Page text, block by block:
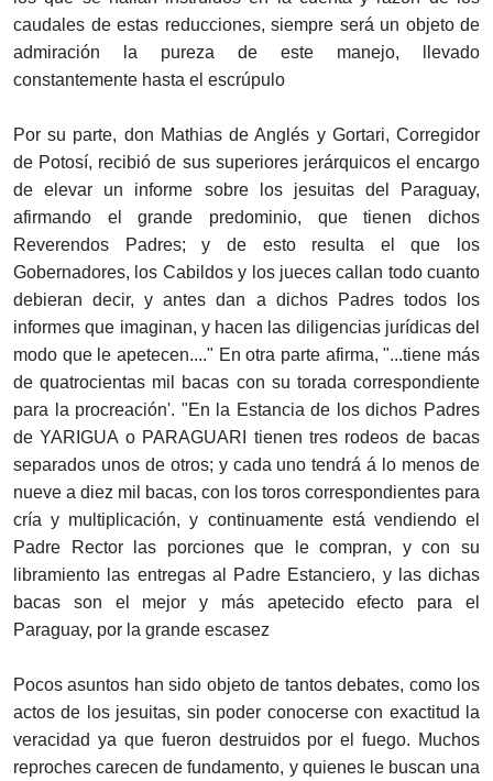
caudales de estas reducciones, siempre será un objeto de
admiración la pureza de este manejo, llevado
constantemente hasta el escrúpulo
Por su parte, don Mathias de Anglés y Gortari, Corregidor
de Potosí, recibió de sus superiores jerárquicos el encargo
de elevar un informe sobre los jesuitas del Paraguay,
afirmando el grande predominio, que tienen dichos
Reverendos Padres; y de esto resulta el que los
Gobernadores, los Cabildos y los jueces callan todo cuanto
debieran decir, y antes dan a dichos Padres todos los
informes que imaginan, y hacen las diligencias jurídicas del
modo que le apetecen...." En otra parte afirma, "...tiene más
de quatrocientas mil bacas con su torada correspondiente
para la procreación'. "En la Estancia de los dichos Padres
de YARIGUA o PARAGUARI tienen tres rodeos de bacas
separados unos de otros; y cada uno tendrá á lo menos de
nueve a diez mil bacas, con los toros correspondientes para
cría y multiplicación, y continuamente está vendiendo el
Padre Rector las porciones que le compran, y con su
libramiento las entregas al Padre Estanciero, y las dichas
bacas son el mejor y más apetecido efecto para el
Paraguay, por la grande escasez
Pocos asuntos han sido objeto de tantos debates, como los
actos de los jesuitas, sin poder conocerse con exactitud la
veracidad ya que fueron destruidos por el fuego. Muchos
reproches carecen de fundamento, y quienes le buscan una